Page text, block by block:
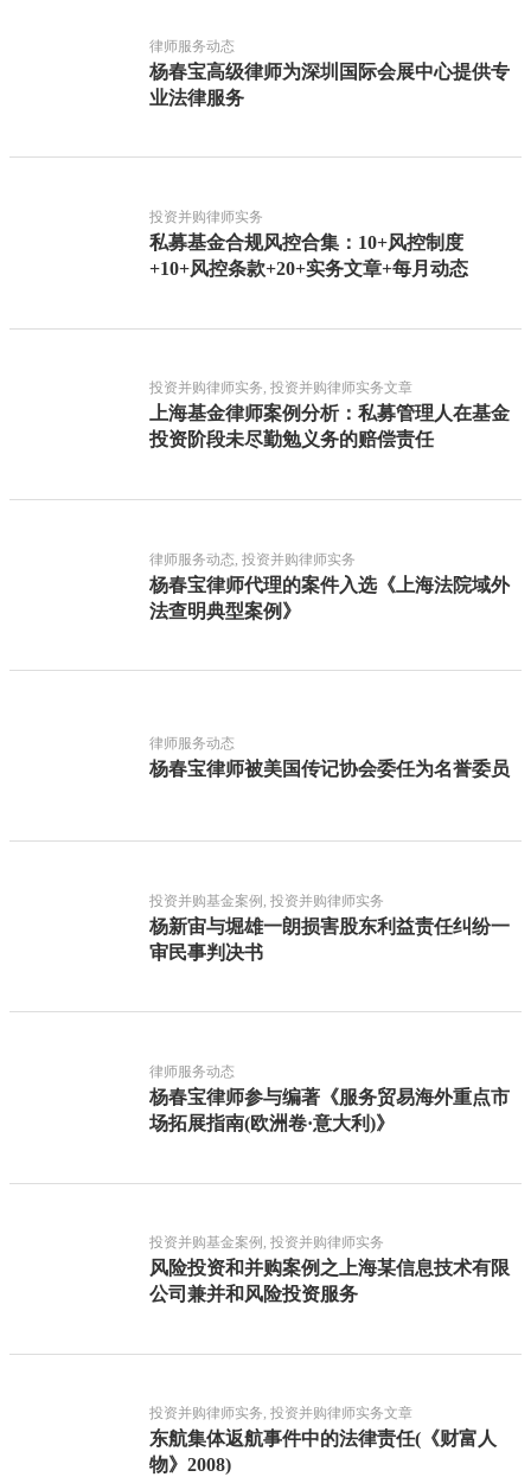
律师服务动态
杨春宝高级律师为深圳国际会展中心提供专
业法律服务
投资并购律师实务
私募基金合规风控合集：10+风控制度
+10+风控条款+20+实务文章+每月动态
投资并购律师实务, 投资并购律师实务文章
上海基金律师案例分析：私募管理人在基金
投资阶段未尽勤勉义务的赔偿责任
律师服务动态, 投资并购律师实务
杨春宝律师代理的案件入选《上海法院域外
法查明典型案例》
律师服务动态
杨春宝律师被美国传记协会委任为名誉委员
投资并购基金案例, 投资并购律师实务
杨新宙与堀雄一朗损害股东利益责任纠纷一
审民事判决书
律师服务动态
杨春宝律师参与编著《服务贸易海外重点市
场拓展指南(欧洲卷·意大利)》
投资并购基金案例, 投资并购律师实务
风险投资和并购案例之上海某信息技术有限
公司兼并和风险投资服务
投资并购律师实务, 投资并购律师实务文章
东航集体返航事件中的法律责任(《财富人
物》2008)